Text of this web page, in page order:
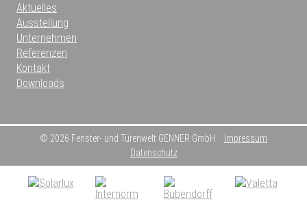
Aktuelles
Ausstellung
Unternehmen
Referenzen
Kontakt
Downloads
© 2026 Fenster- und Türenwelt GENNER GmbH
Impressum
Datenschutz